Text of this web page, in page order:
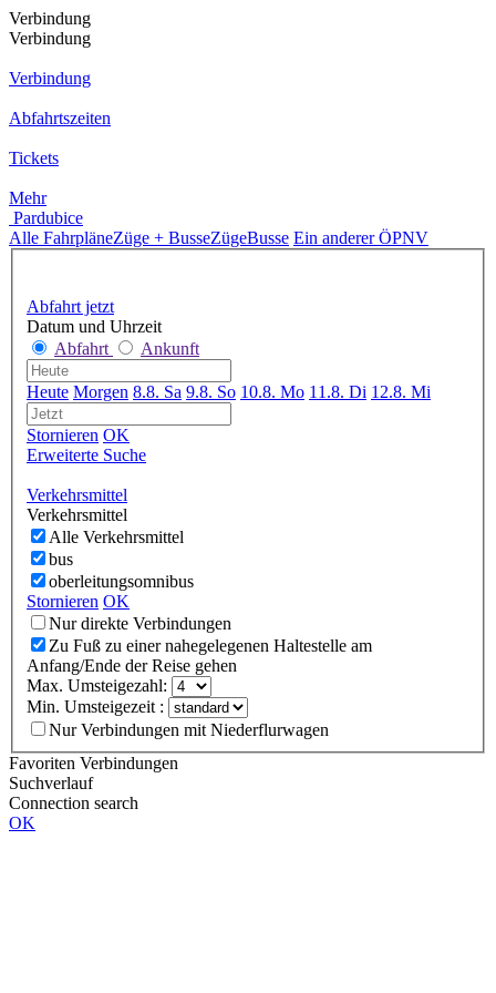
Verbindung
Verbindung
Verbindung
Abfahrtszeiten
Tickets
Mehr
Pardubice
Alle FahrpläneZüge + BusseZügeBusse Ein anderer ÖPNV
Abfahrt jetzt
Datum und Uhrzeit
Abfahrt
Ankunft
Heute Morgen 8.8. Sa 9.8. So 10.8. Mo 11.8. Di 12.8. Mi
Stornieren OK
Erweiterte Suche
Verkehrsmittel
Verkehrsmittel
Alle Verkehrsmittel
bus
oberleitungsomnibus
Stornieren OK
Nur direkte Verbindungen
Zu Fuß zu einer nahegelegenen Haltestelle am
Anfang/Ende der Reise gehen
Max. Umsteigezahl:
Min. Umsteigezeit :
Nur Verbindungen mit Niederflurwagen
Favoriten Verbindungen
Suchverlauf
Connection search
OK